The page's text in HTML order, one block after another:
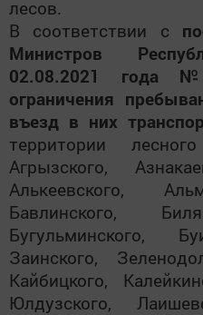
лесов.
В соответствии с
Министров
02.08.2021 года
ограничения
въезд в них
территории
Агрызского,
Алькеевского,
Бавлинского,
Бугульминского,
Заинского,
Кайбицкого,
Юлдузского,